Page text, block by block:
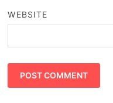
WEBSITE